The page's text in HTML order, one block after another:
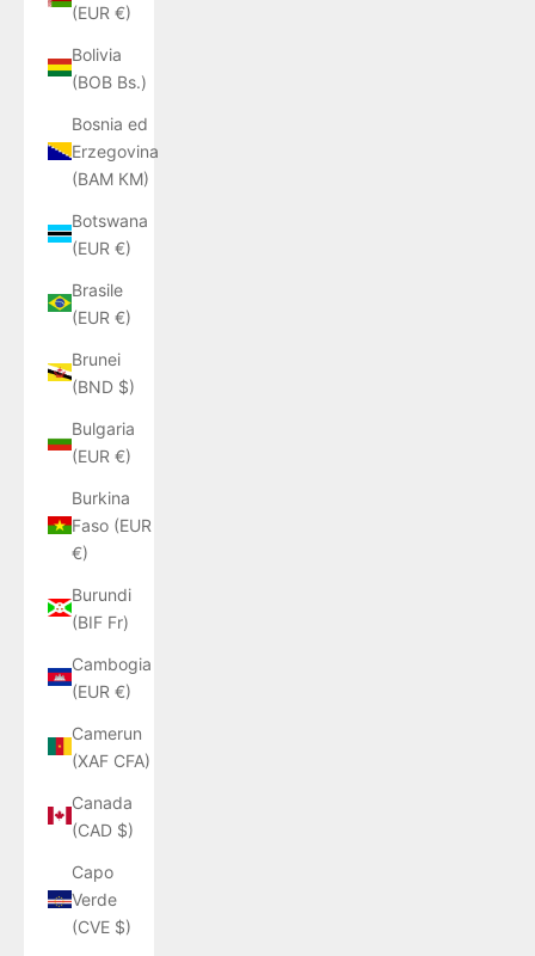
(EUR €)
Bolivia
(BOB Bs.)
Bosnia ed
Erzegovina
(BAM КМ)
Botswana
(EUR €)
Brasile
(EUR €)
Brunei
(BND $)
Bulgaria
(EUR €)
Burkina
Faso (EUR
€)
Burundi
(BIF Fr)
Cambogia
(EUR €)
Camerun
(XAF CFA)
Canada
(CAD $)
Capo
Verde
(CVE $)